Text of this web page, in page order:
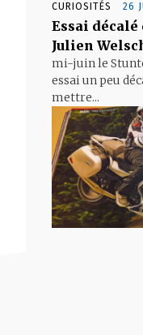
CURIOSITÉS 26
Essai
Julien
mi-juin le
essai un peu
mettre...